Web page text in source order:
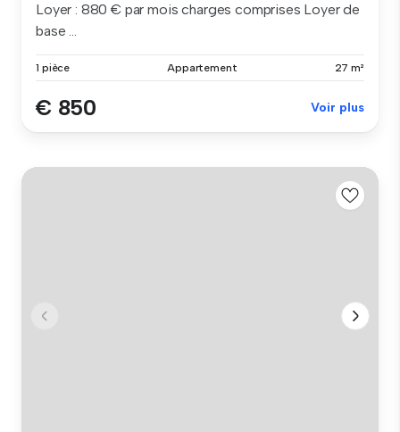
Loyer : 880 € par mois charges comprises Loyer de
base ...
1 pièce Appartement 27 m²
€ 850 Voir plus